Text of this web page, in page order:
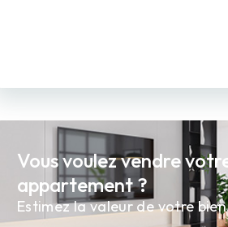
Vous voulez vendre
appartement ?
Estimez la valeur de votre